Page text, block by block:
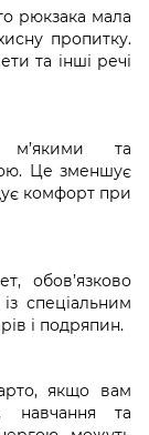
рюкзака мала
пропитку.
та інші речі
та
Це зменшує
комфорт при
обов’язково
спеціальним
і подряпин.
якщо вам
навчання та